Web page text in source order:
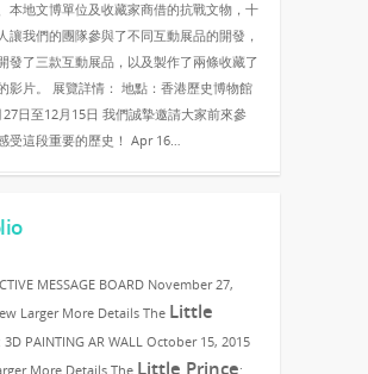
本地文博單位及收藏家商借的抗戰文物，十
讓我們的團隊參與了不同互動展品的開發，
發了三款互動展品，以及製作了兩條收藏了
影片。 展覽詳情： 地點：香港歷史博物館
27日至12月15日 我們誠摯邀請大家前來參
受這段重要的歷史！ Apr 16…
MESSAGE BOARD November 27,
Larger More Details The Little
: 3D PAINTING AR WALL October 15, 2015
More Details The Little Prince: